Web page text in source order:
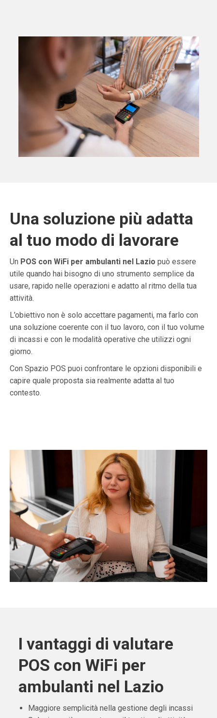
Una soluzione più adatta
al tuo modo di lavorare
Un POS con WiFi per ambulanti nel Lazio può essere
utile quando hai bisogno di uno strumento semplice da
usare, rapido nelle operazioni e adatto al ritmo della tua
attività.
L’obiettivo non è solo accettare pagamenti, ma farlo con
una soluzione coerente con il tuo lavoro, con il tuo volume
di incassi e con le modalità operative che utilizzi ogni
giorno.
Con Spazio POS puoi confrontare le opzioni disponibili e
capire quale proposta sia realmente adatta al tuo
contesto.
I vantaggi di valutare
POS con WiFi per
ambulanti nel Lazio
Maggiore semplicità nella gestione degli incassi